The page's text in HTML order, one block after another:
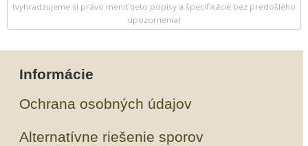
(vyhradzujeme si právo meniť tieto popisy a špecifikácie bez predošlého
upozornenia)
Informácie
Ochrana osobných údajov
Alternatívne riešenie sporov